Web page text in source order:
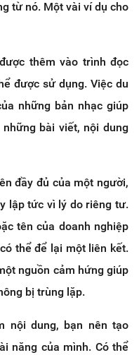
từ nó. Một vài ví dụ cho
thêm vào trình đọc
được sử dụng. Việc du
những bản nhạc giúp
bài viết, nội dung
đầy đủ của một người,
lập tức vì lý do riêng tư.
tên của doanh nghiệp
thể để lại một liên kết.
nguồn cảm hứng giúp
bị trùng lặp.
nội dung, bạn nên tạo
năng của mình. Có thể